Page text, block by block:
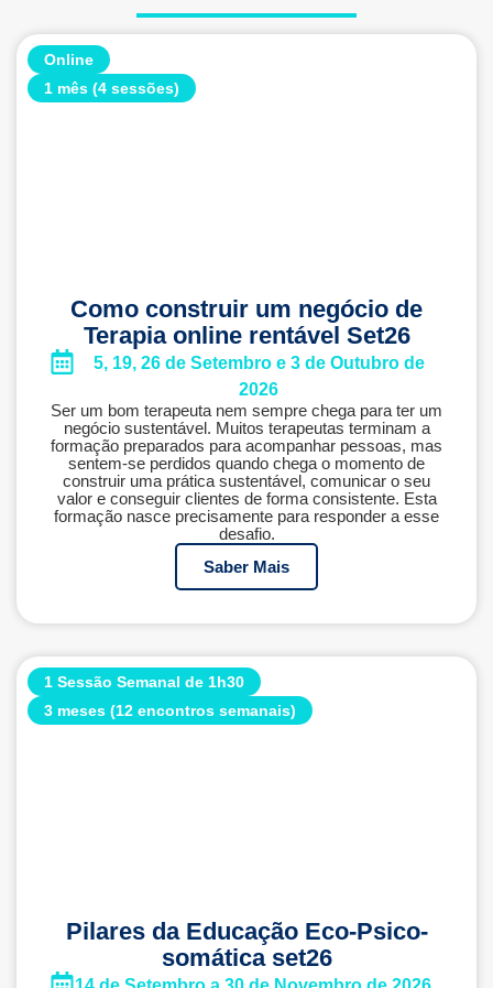
Online
1 mês (4 sessões)
Como construir um negócio de
Terapia online rentável Set26
5, 19, 26 de Setembro e 3 de Outubro de
2026
Ser um bom terapeuta nem sempre chega para ter um
negócio sustentável. Muitos terapeutas terminam a
formação preparados para acompanhar pessoas, mas
sentem-se perdidos quando chega o momento de
construir uma prática sustentável, comunicar o seu
valor e conseguir clientes de forma consistente. Esta
formação nasce precisamente para responder a esse
desafio.
Saber Mais
1 Sessão Semanal de 1h30
3 meses (12 encontros semanais)
Pilares da Educação Eco-Psico-
somática set26